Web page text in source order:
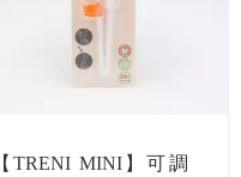
【TRENI MINI】可調